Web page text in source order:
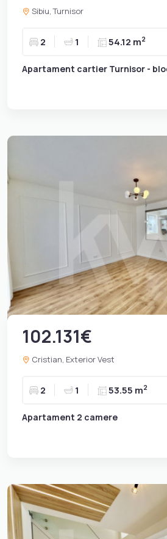
Sibiu, Turnisor
2 1 54.12 m2
Apartament cartier Turnisor -
102.131€
Cristian, Exterior Vest
2 1 53.55 m2
Apartament 2 camere